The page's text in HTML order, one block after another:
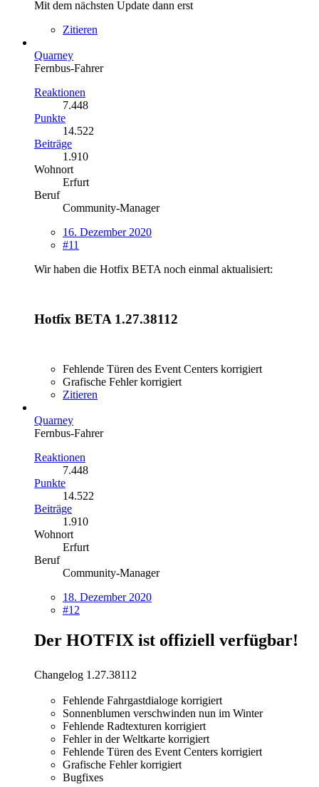
Mit dem nächsten Update dann erst
Zitieren
Quarney
Fernbus-Fahrer
Reaktionen
7.448
Punkte
14.522
Beiträge
1.910
Wohnort
Erfurt
Beruf
Community-Manager
16. Dezember 2020
#11
Wir haben die Hotfix BETA noch einmal aktualisiert:
Hotfix BETA 1.27.38112
Fehlende Türen des Event Centers korrigiert
Grafische Fehler korrigiert
Zitieren
Quarney
Fernbus-Fahrer
Reaktionen
7.448
Punkte
14.522
Beiträge
1.910
Wohnort
Erfurt
Beruf
Community-Manager
18. Dezember 2020
#12
Der HOTFIX ist offiziell verfügbar!
Changelog 1.27.38112
Fehlende Fahrgastdialoge korrigiert
Sonnenblumen verschwinden nun im Winter
Fehlende Radtexturen korrigiert
Fehler in der Weltkarte korrigiert
Fehlende Türen des Event Centers korrigiert
Grafische Fehler korrigiert
Bugfixes